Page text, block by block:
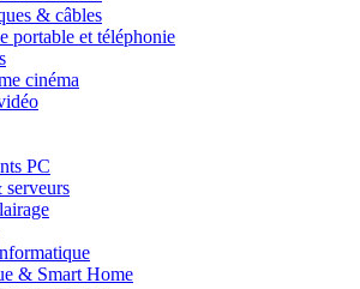
& câbles
portable et téléphonie
cinéma
PC
serveurs
& Smart Home